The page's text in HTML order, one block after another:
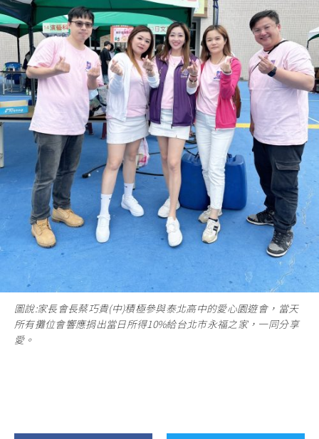
圖說:家長會長蔡巧貴(中)積極參與泰北高中的愛心園遊會，當天
所有攤位會響應捐出當日所得10%給台北市永福之家，一同分享
愛。